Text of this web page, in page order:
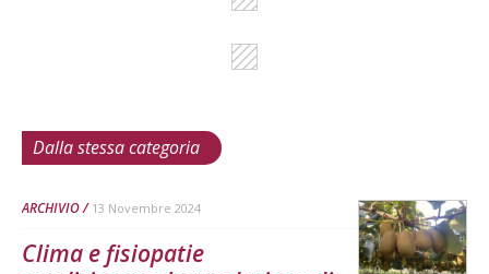
Dalla stessa categoria
ARCHIVIO 13 Novembre 2024
Clima e fisiopatie